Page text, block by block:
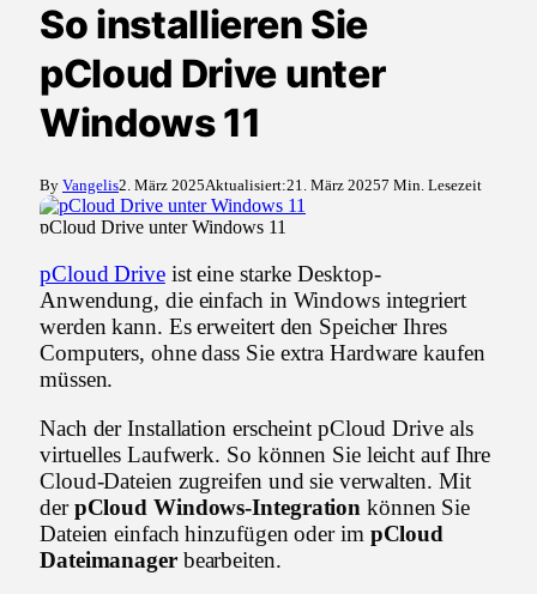
So installieren Sie
pCloud Drive unter
Windows 11
By Vangelis2. März 2025Aktualisiert:21. März 20257 Min. Lesezeit
pCloud Drive unter Windows 11
pCloud Driveist eine starke Desktop-
Anwendung, die einfach in Windows integriert
werden kann. Es erweitert den Speicher Ihres
Computers, ohne dass Sie extra Hardware kaufen
müssen.
Nach der Installation erscheint pCloud Drive als
virtuelles Laufwerk. So können Sie leicht auf Ihre
Cloud-Dateien zugreifen und sie verwalten. Mit
derpCloud Windows-Integration können Sie
Dateien einfach hinzufügen oder im pCloud
Dateimanagerbearbeiten.